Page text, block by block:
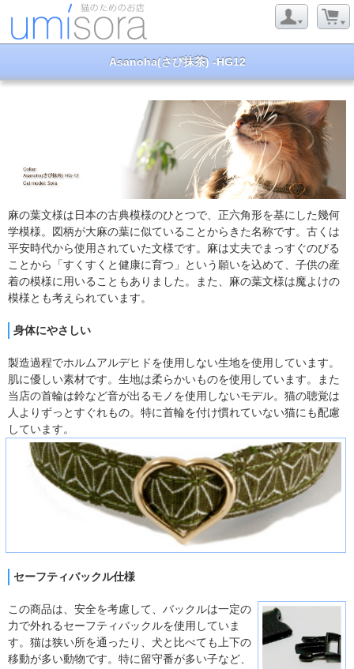
Asanoha(さび抹茶) -HG12
麻の葉文様は日本の古典模様のひとつで、正六角形を基にした幾何
学模様。図柄が大麻の葉に似ていることからきた名称です。古くは
平安時代から使用されていた文様です。麻は丈夫でまっすぐのびる
ことから「すくすくと健康に育つ」という願いを込めて、子供の産
着の模様に用いることもありました。また、麻の葉文様は魔よけの
模様とも考えられています。
身体にやさしい
製造過程でホルムアルデヒドを使用しない生地を使用しています。
肌に優しい素材です。生地は柔らかいものを使用しています。また
当店の首輪は鈴など音が出るモノを使用しないモデル。猫の聴覚は
人よりずっとすぐれもの。特に首輪を付け慣れていない猫にも配慮
しています。
セーフティバックル仕様
この商品は、安全を考慮して、バックルは一定の
力で外れるセーフティバックルを使用していま
す。猫は狭い所を通ったり、犬と比べても上下の
移動が多い動物です。特に留守番が多い子など、